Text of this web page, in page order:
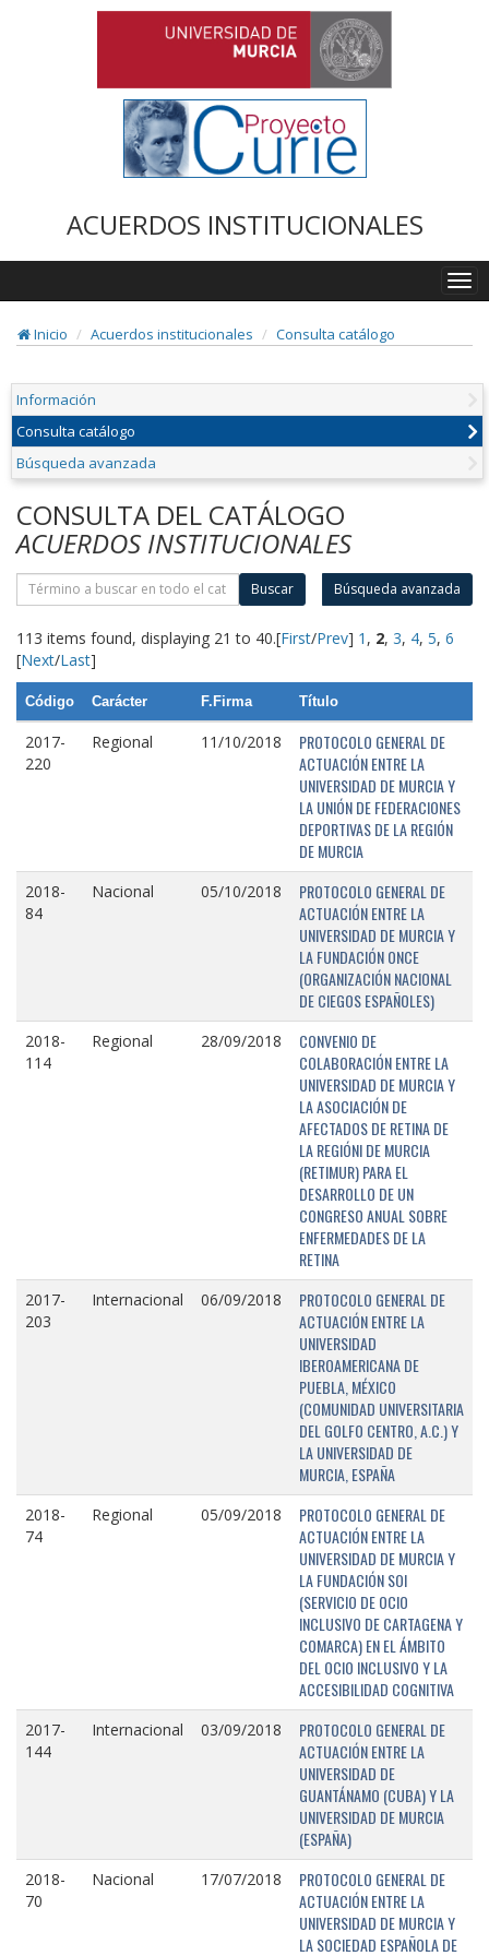
ACUERDOS INSTITUCIONALES
Inicio
Acuerdos institucionales Consulta catálogo
Información
Consulta catálogo
Búsqueda avanzada
CONSULTA DEL CATÁLOGO
ACUERDOS INSTITUCIONALES
Buscar Búsqueda avanzada
113 items found, displaying 21 to 40.[First/Prev] 1 , 2, 3, 4, 5, 6
[Next/Last]
Código Carácter F.Firma Título
2017-
220
Regional 11/10/2018
PROTOCOLO GENERAL DE
ACTUACIÓN ENTRE LA
UNIVERSIDAD DE MURCIA Y
LA UNIÓN DE FEDERACIONES
DEPORTIVAS DE LA REGIÓN
DE MURCIA
2018-
84
Nacional 05/10/2018
PROTOCOLO GENERAL DE
ACTUACIÓN ENTRE LA
UNIVERSIDAD DE MURCIA Y
LA FUNDACIÓN ONCE
(ORGANIZACIÓN NACIONAL
DE CIEGOS ESPAÑOLES)
2018-
114
Regional 28/09/2018
CONVENIO DE
COLABORACIÓN ENTRE LA
UNIVERSIDAD DE MURCIA Y
LA ASOCIACIÓN DE
AFECTADOS DE RETINA DE
LA REGIÓNI DE MURCIA
(RETIMUR) PARA EL
DESARROLLO DE UN
CONGRESO ANUAL SOBRE
ENFERMEDADES DE LA
RETINA
2017-
203
Internacional 06/09/2018
PROTOCOLO GENERAL DE
ACTUACIÓN ENTRE LA
UNIVERSIDAD
IBEROAMERICANA DE
PUEBLA, MÉXICO
(COMUNIDAD UNIVERSITARIA
DEL GOLFO CENTRO, A.C.) Y
LA UNIVERSIDAD DE
MURCIA, ESPAÑA
2018-
74
Regional 05/09/2018
PROTOCOLO GENERAL DE
ACTUACIÓN ENTRE LA
UNIVERSIDAD DE MURCIA Y
LA FUNDACIÓN SOI
(SERVICIO DE OCIO
INCLUSIVO DE CARTAGENA Y
COMARCA) EN EL ÁMBITO
DEL OCIO INCLUSIVO Y LA
ACCESIBILIDAD COGNITIVA
2017-
144
Internacional 03/09/2018
PROTOCOLO GENERAL DE
ACTUACIÓN ENTRE LA
UNIVERSIDAD DE
GUANTÁNAMO (CUBA) Y LA
UNIVERSIDAD DE MURCIA
(ESPAÑA)
2018-
70
Nacional 17/07/2018
PROTOCOLO GENERAL DE
ACTUACIÓN ENTRE LA
UNIVERSIDAD DE MURCIA Y
LA SOCIEDAD ESPAÑOLA DE